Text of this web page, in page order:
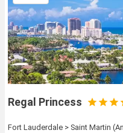
Regal Princess
Fort Lauderdale > Saint Martin